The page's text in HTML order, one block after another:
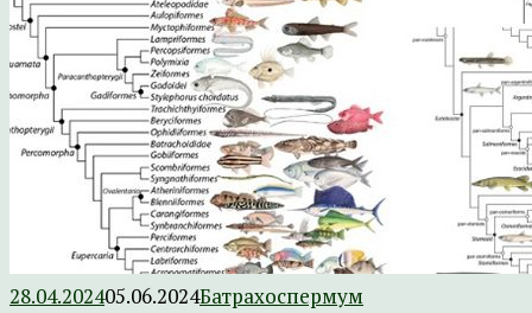
28.04.202405.06.2024Батрахоспермум